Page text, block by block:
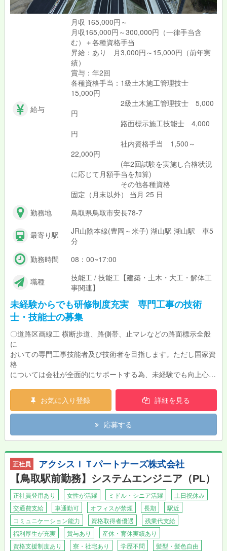
給与
月収 165,000円～
月収165,000円～300,000円（一律手当含
む）＋各種資格手当
昇給：あり 月3,000円～15,000円（前年実
績）
賞与：年2回
各種資格手当：1級土木施工管理技士
15,000円
2級土木施工管理技士 5,000
円
路面標示施工技能士 4,000
円
社内資格手当 1,500～
22,000円
(年2回試験を実施し合格状況
に応じて月額手当を加算)
その他各種資格
固定（月末以外） 当月 25 日
勤務地
鳥取県鳥取市安長78-7
最寄り駅
JR山陰本線(豊岡～米子) 湖山駅 湖山駅 車5
分
勤務時間
08：00~17:00
職種
技能工 / 技能工【建築・土木・大工・解体工
事関連】
未経験からでも研修制度充実 専門工事の技術
士・技能士の募集
〇道路区画線工 横断歩道、路側帯、止マレなどの路面標示全般
に
おいての専門工事技能者及び技術者を目指します。ただし国家資
格
については会社が全面的にサポートする為、未経験でも向上心さ
あれば問題ありません。
〇交通安全施設工（基幹技能士）道路標識、防護柵等施工全般
〇公園施設工 点検、修繕、設計、更新
お気に入り登録 詳細を見る
応募する
正社員 アクシスＩＴパートナーズ株式会社
【鳥取駅前勤務】システムエンジニア（PL）
正社員登用あり 女性が活躍 ミドル・シニア活躍
土日祝休み
交通費支給
車通勤可 オフィスが禁煙 長期
駅近
コミュニケーション能力
資格取得者優遇
残業代支給
福利厚生が充実
賞与あり
産休・育休実績あり
資格支援制度あり
寮・社宅あり 学歴不問
髪型・髪色自由